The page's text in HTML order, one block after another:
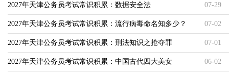
2027年天津公务员考试常识积累：数据安全法 07-29
2027年天津公务员考试常识积累：流行病毒命名知多少？ 07-02
2027年天津公务员考试常识积累：刑法知识之抢夺罪 07-01
2027年天津公务员考试常识积累：中国古代四大美女 06-02